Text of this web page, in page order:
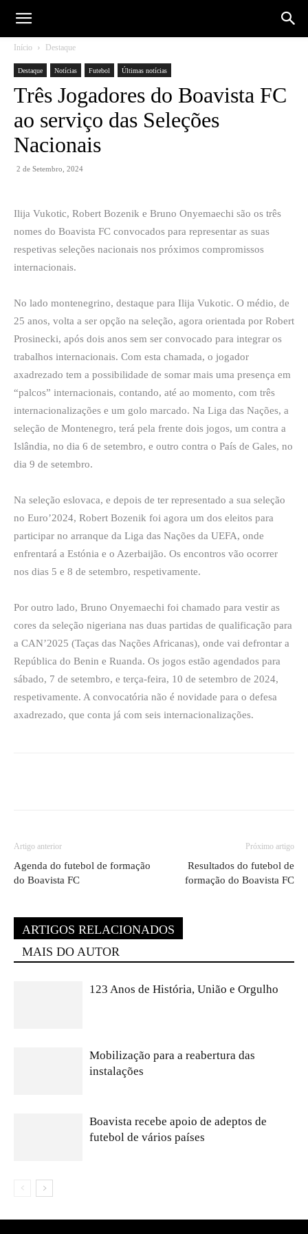
Início Destaque
Destaque Notícias Futebol Últimas notícias
Três Jogadores do Boavista FC
ao serviço das Seleções
Nacionais
2 de Setembro, 2024
Ilija Vukotic, Robert Bozenik e Bruno Onyemaechi são os três
nomes do Boavista FC convocados para representar as suas
respetivas seleções nacionais nos próximos compromissos
internacionais.
No lado montenegrino, destaque para Ilija Vukotic. O médio, de
25 anos, volta a ser opção na seleção, agora orientada por Robert
Prosinecki, após dois anos sem ser convocado para integrar os
trabalhos internacionais. Com esta chamada, o jogador
axadrezado tem a possibilidade de somar mais uma presença em
“palcos” internacionais, contando, até ao momento, com três
internacionalizações e um golo marcado. Na Liga das Nações, a
seleção de Montenegro, terá pela frente dois jogos, um contra a
Islândia, no dia 6 de setembro, e outro contra o País de Gales, no
dia 9 de setembro.
Na seleção eslovaca, e depois de ter representado a sua seleção
no Euro’2024, Robert Bozenik foi agora um dos eleitos para
participar no arranque da Liga das Nações da UEFA, onde
enfrentará a Estónia e o Azerbaijão. Os encontros vão ocorrer
nos dias 5 e 8 de setembro, respetivamente.
Por outro lado, Bruno Onyemaechi foi chamado para vestir as
cores da seleção nigeriana nas duas partidas de qualificação para
a CAN’2025 (Taças das Nações Africanas), onde vai defrontar a
República do Benin e Ruanda. Os jogos estão agendados para
sábado, 7 de setembro, e terça-feira, 10 de setembro de 2024,
respetivamente. A convocatória não é novidade para o defesa
axadrezado, que conta já com seis internacionalizações.
Artigo anterior
Agenda do futebol de formação
do Boavista FC
Próximo artigo
Resultados do futebol de
formação do Boavista FC
ARTIGOS RELACIONADOS
MAIS DO AUTOR
123 Anos de História, União e Orgulho
Mobilização para a reabertura das
instalações
Boavista recebe apoio de adeptos de
futebol de vários países